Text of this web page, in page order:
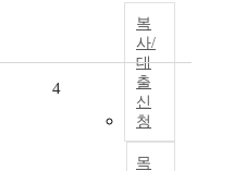
복
사/
대
출
신
청
목
4